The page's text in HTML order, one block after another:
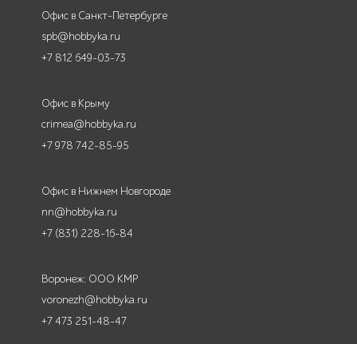
Офис в Санкт-Петербурге
spb@hobbyka.ru
+7 812 649-03-73
Офис в Крыму
crimea@hobbyka.ru
+7 978 742-85-95
Офис в Нижнем Новгороде
nn@hobbyka.ru
+7 (831) 228-16-84
Воронеж: ООО КМР
voronezh@hobbyka.ru
+7 473 251-48-47